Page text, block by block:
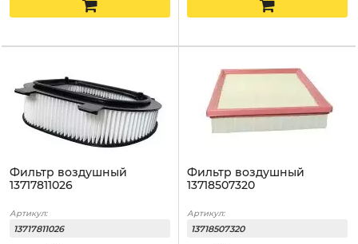
Фильтр воздушный
13717811026
Артикул:
13717811026
Фильтр воздушный
13718507320
Артикул:
13718507320